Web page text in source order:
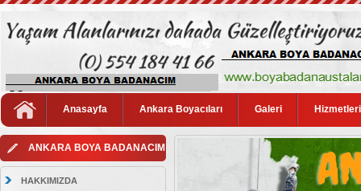
Anasayfa Ankara Boyacıları Galeri
ANKARA BOYA BADANACIM
HAKKIMIZDA